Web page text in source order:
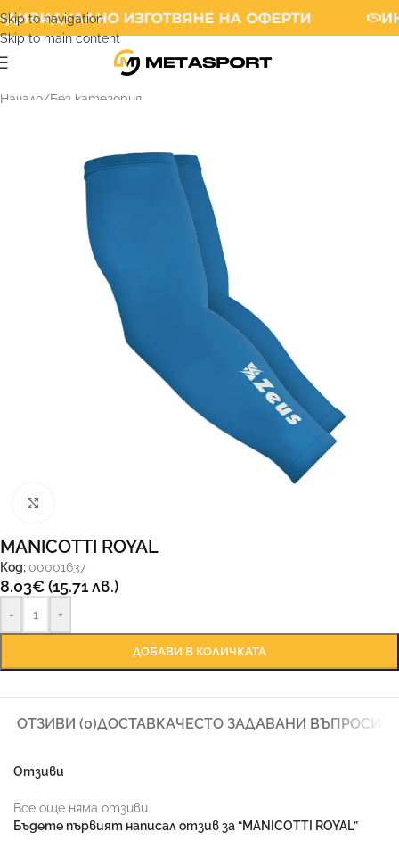
Skip to navigation
Skip to main content
ИЗГОТВЯНЕ НА ОФЕРТИ
Начало/Без категория
MANICOTTI ROYAL
Код: 00001637
8.03€(15.71 лв.)
- +
ДОБАВИ В КОЛИЧКАТА
ОТЗИВИ (0)ДОСТАВКАЧЕСТО ЗАДАВАНИ ВЪПРОСИ
Отзиви
Все още няма отзиви.
Бъдете първият написал отзив за “MANICOTTI ROYAL”